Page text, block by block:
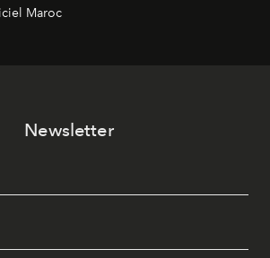
et les usages pour l’inscrire dans
Maroc
Newsletter